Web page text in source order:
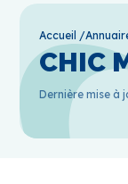
Accueil /
CHIC
Dernière mise à